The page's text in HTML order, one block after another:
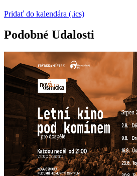
Pridať do kalendára (.ics)
Podobné Udalosti